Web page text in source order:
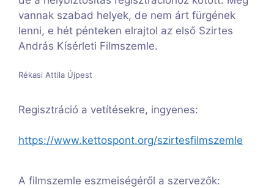
vannak szabad helyek, de nem árt fürgének
lenni, e hét pénteken elrajtol az első Szirtes
András Kísérleti Filmszemle.
Rékasi Attila Újpest
Regisztráció a vetítésekre, ingyenes:
https://www.kettospont.org/szirtesfilmszemle
A filmszemle eszmeiségéről a szervezők: